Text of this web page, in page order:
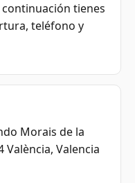
tienes
teléfono y
Morais de la
València, Valencia